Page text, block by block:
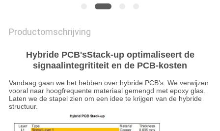
Productomschrijving
Hybride PCB'sStack-up optimaliseert de
signaalintegrititeit en de PCB-kosten
Vandaag gaan we het hebben over hybride PCB's. We verwijzen
vooral naar hoogfrequente materiaal gemengd met epoxy glas.
Laten we de stapel zien om een idee te krijgen van de hybride
structuur.